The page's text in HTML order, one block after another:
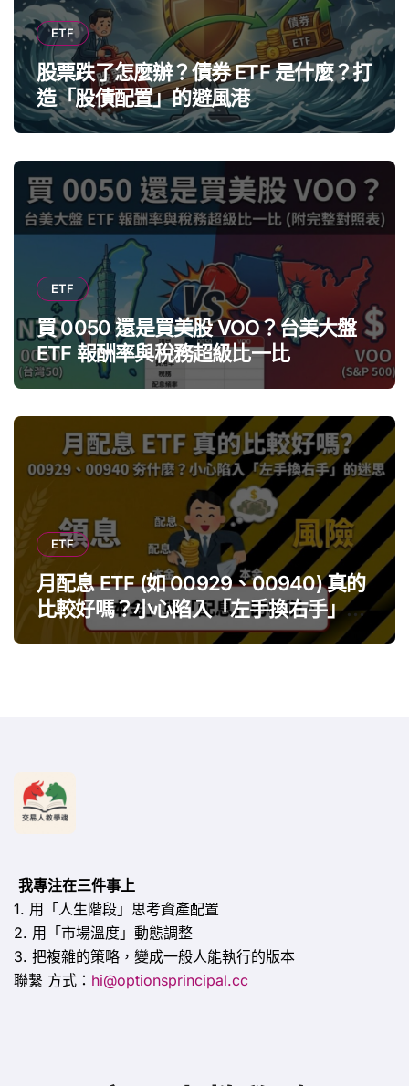
ETF
股票跌了怎麼辦？債券 ETF 是什麼？打
造「股債配置」的避風港
ETF
買 0050 還是買美股 VOO？台美大盤
ETF 報酬率與稅務超級比一比
ETF
月配息 ETF (如 00929、00940) 真的
比較好嗎？小心陷入「左手換右手」迷
我專注在三件事上
1. 用「人生階段」思考資產配置
2. 用「市場溫度」動態調整
3. 把複雜的策略，變成一般人能執行的版本
聯繫 方式： hi@optionsprincipal.cc